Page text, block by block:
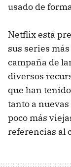
usado de
Netflix está
sus series
campaña de
diversos
que han
tanto a
poco más
referencias al